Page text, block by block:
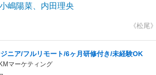
嶋陽菜、内田理央
《松尾》
ニア/フルリモート/6ヶ月研修付き/未経験OK
マーケティング